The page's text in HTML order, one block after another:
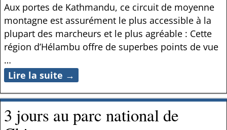
Aux portes de Kathmandu, ce circuit de moyenne
montagne est assurément le plus accessible à la
plupart des marcheurs et le plus agréable : Cette
région d’Hélambu offre de superbes points de vue
…
Lire la suite →
3 jours au parc national de